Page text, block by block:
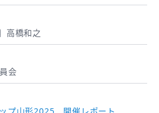
高橋和之
会
プ山形2025 開催レポート